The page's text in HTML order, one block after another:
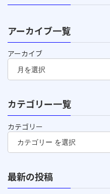
アーカイブ一覧
アーカイブ
カテゴリー一覧
カテゴリー
最新の投稿